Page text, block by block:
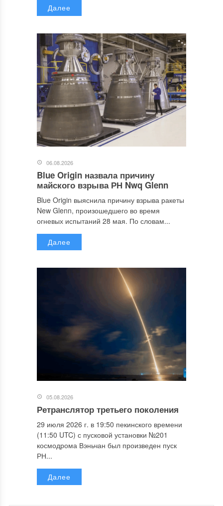
Далее
06.08.2026
Blue Origin назвала причину
майского взрыва РН Nwq Glenn
Blue Origin выяснила причину взрыва ракеты
New Glenn, произошедшего во время
огневых испытаний 28 мая. По словам...
Далее
05.08.2026
Ретранслятор третьего поколения
29 июля 2026 г. в 19:50 пекинского времени
(11:50 UTC) с пусковой установки №201
космодрома Вэньчан был произведен пуск
РН...
Далее